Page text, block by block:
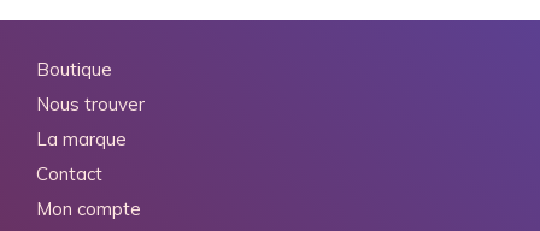
Boutique
Nous trouver
La marque
Contact
Mon compte